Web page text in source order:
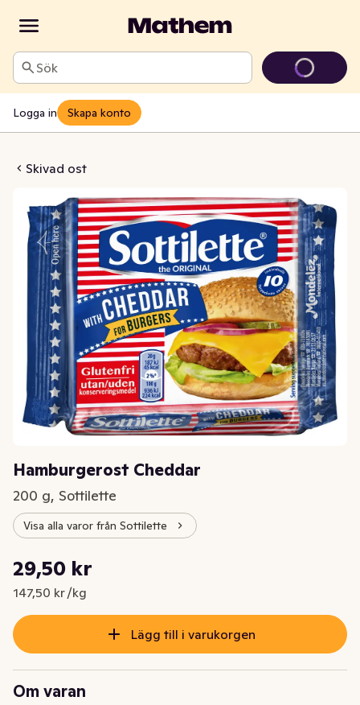
Sök
Logga in Skapa konto
Skivad ost
Cheddar
Hamburgerost Cheddar
200 g, Sottilette
Visa alla varor från Sottilette
Nuvarande pris är: 29,50 kr
29,50 kr
147,50 kr /kg
Styckpris: 147,50 kr /kg
Lägg till i varukorgen
Om varan